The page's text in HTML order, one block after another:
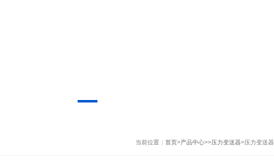
当前位置： 首页>产品中心>>压力变送器>压力变送器